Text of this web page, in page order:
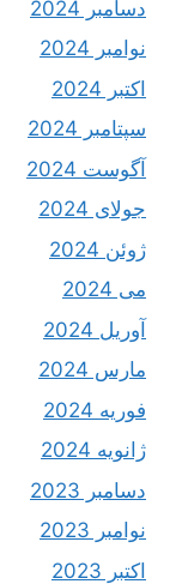
دسامبر 2024
نوامبر 2024
اکتبر 2024
سپتامبر 2024
آگوست 2024
جولای 2024
ژوئن 2024
می 2024
آوریل 2024
مارس 2024
فوریه 2024
ژانویه 2024
دسامبر 2023
نوامبر 2023
اکتبر 2023